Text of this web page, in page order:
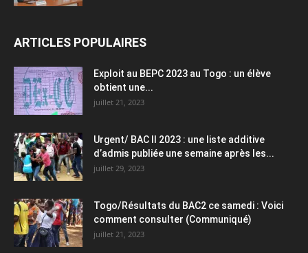
ARTICLES POPULAIRES
Exploit au BEPC 2023 au Togo : un élève
obtient une...
juillet 21, 2023
Urgent/ BAC II 2023 : une liste additive
d’admis publiée une semaine après les...
juillet 29, 2023
Togo/Résultats du BAC2 ce samedi : Voici
comment consulter (Communiqué)
juillet 21, 2023